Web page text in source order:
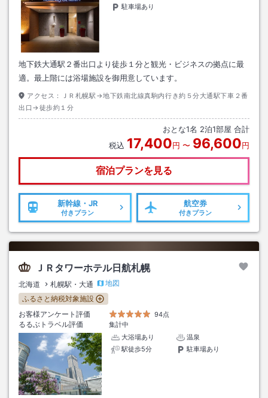
駐車場あり
地下鉄大通駅２番出口より徒歩１分と観光・ビジネスの拠点に最
適。最上階には浴場施設を御用意しています。
アクセス：
ＪＲ札幌駅→地下鉄南北線真駒内行き約５分大通駅下車２番
出口→徒歩約１分
おとな1名 2泊1部屋 合計
税込 17,400円 〜 96,600円
宿泊プランを見る
新幹線・JR
付きプラン
航空券
付きプラン
ＪＲタワーホテル日航札幌
北海道 札幌駅・大通
地図
ふるさと納税対象施設
お客様アンケート評価
94点
るるぶトラベル評価
集計中
大浴場あり
温泉
駅徒歩5分
駐車場あり